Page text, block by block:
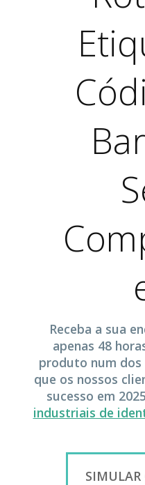
Receba a sua
apenas 48
produto num dos
que os nossos
sucesso em
industriais de